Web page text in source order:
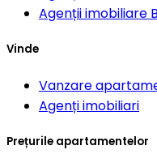
Agenții imobiliare
Vinde
Vanzare
Agenți imobiliari
Prețurile apartamentelor